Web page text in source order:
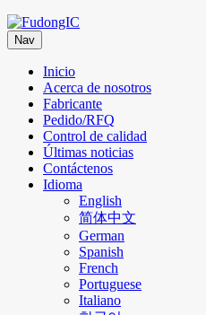
Nav
Inicio
Acerca de nosotros
Fabricante
Pedido/RFQ
Control de calidad
Últimas noticias
Contáctenos
Idioma
English
简体中文
German
Spanish
French
Portuguese
Italiano